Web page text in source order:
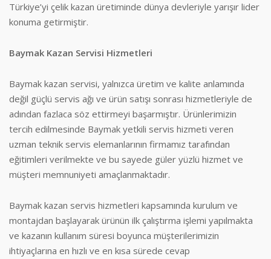
Türkiye’yi çelik kazan üretiminde dünya devleriyle yarışır lider
konuma getirmiştir.
Baymak Kazan Servisi Hizmetleri
Baymak kazan servisi, yalnızca üretim ve kalite anlamında
değil güçlü servis ağı ve ürün satışı sonrası hizmetleriyle de
adından fazlaca söz ettirmeyi başarmıştır. Ürünlerimizin
tercih edilmesinde Baymak yetkili servis hizmeti veren
uzman teknik servis elemanlarının firmamız tarafından
eğitimleri verilmekte ve bu sayede güler yüzlü hizmet ve
müşteri memnuniyeti amaçlanmaktadır.
Baymak kazan servis hizmetleri kapsamında kurulum ve
montajdan başlayarak ürünün ilk çalıştırma işlemi yapılmakta
ve kazanın kullanım süresi boyunca müşterilerimizin
ihtiyaçlarına en hızlı ve en kısa sürede cevap